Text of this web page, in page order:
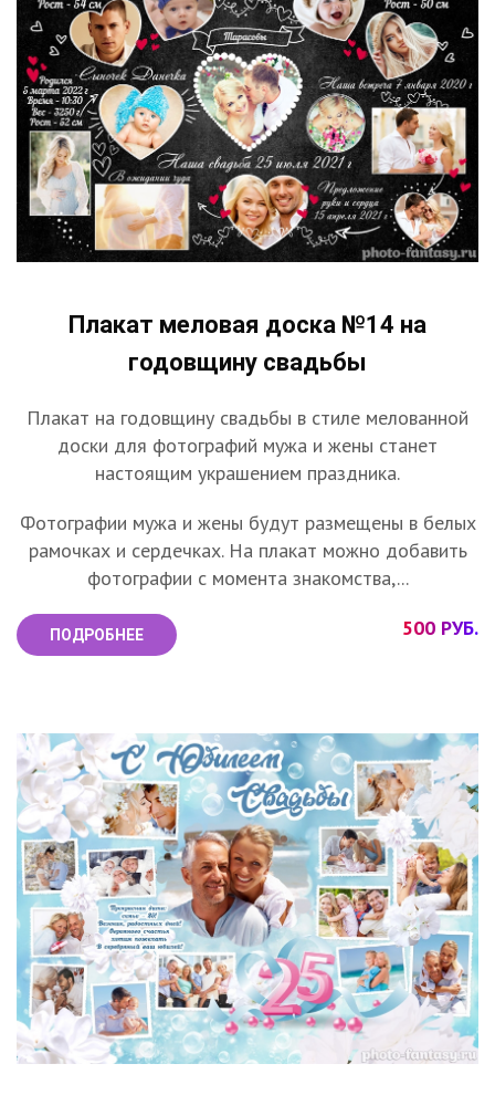
Плакат меловая доска №14 на
годовщину свадьбы
Плакат на годовщину свадьбы в стиле мелованной
доски для фотографий мужа и жены станет
настоящим украшением праздника.
Фотографии мужа и жены будут размещены в белых
рамочках и сердечках. На плакат можно добавить
фотографии с момента знакомства,...
ПОДРОБНЕЕ 500 РУБ.